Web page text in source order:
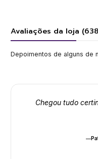
Avaliações da loja
Depoimentos de alguns de
Chegou tudo